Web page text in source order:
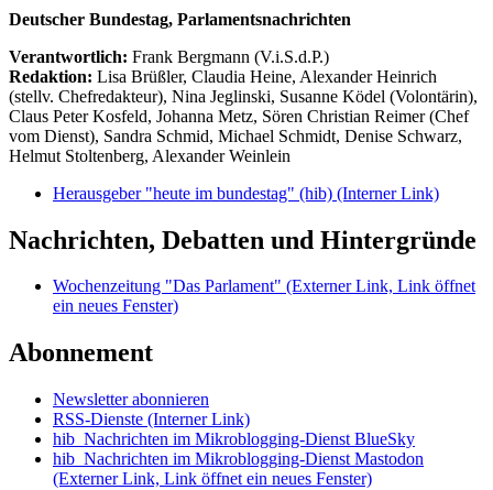
Deutscher Bundestag, Parlamentsnachrichten
Verantwortlich: Frank Bergmann (V.i.S.d.P.)
Redaktion: Lisa Brüßler, Claudia Heine, Alexander Heinrich
(stellv. Chefredakteur), Nina Jeglinski, Susanne Ködel (Volontärin),
Claus Peter Kosfeld, Johanna Metz, Sören Christian Reimer (Chef
vom Dienst), Sandra Schmid, Michael Schmidt, Denise Schwarz,
Helmut Stoltenberg, Alexander Weinlein
Herausgeber "heute im bundestag" (hib) (Interner Link)
Nachrichten, Debatten und Hintergründe
Wochenzeitung "Das Parlament" (Externer Link, Link öffnet
ein neues Fenster)
Abonnement
Newsletter abonnieren
RSS-Dienste (Interner Link)
hib_Nachrichten im Mikroblogging-Dienst BlueSky
hib_Nachrichten im Mikroblogging-Dienst Mastodon
(Externer Link, Link öffnet ein neues Fenster)